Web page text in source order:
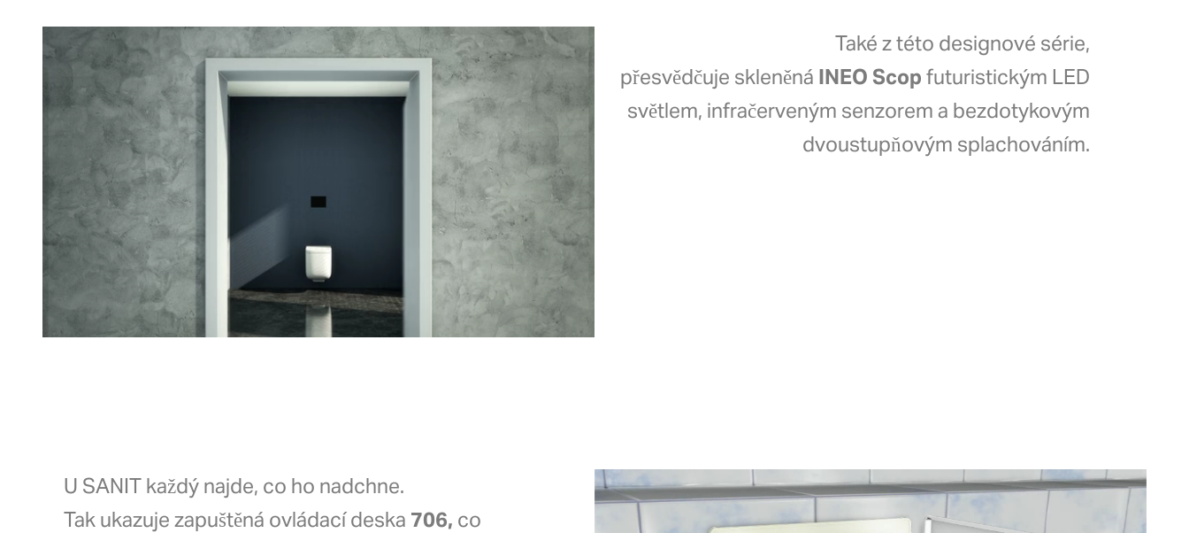
Také z této designové série,
přesvědčuje skleněná INEO Scop futuristickým LED
světlem, infračerveným senzorem a bezdotykovým
dvoustupňovým splachováním.
U SANIT každý najde, co ho nadchne.
Tak ukazuje zapuštěná ovládací deska 706, co